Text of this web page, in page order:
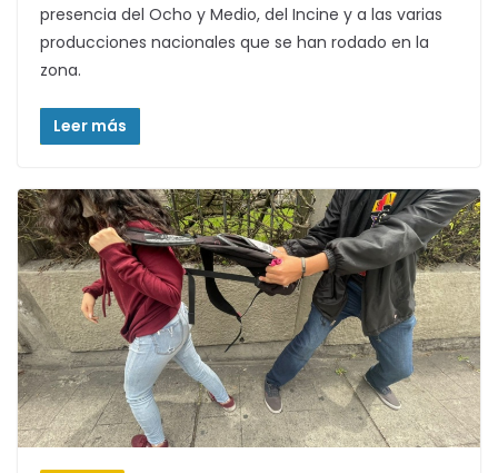
presencia del Ocho y Medio, del Incine y a las varias
producciones nacionales que se han rodado en la
zona.
Leer más